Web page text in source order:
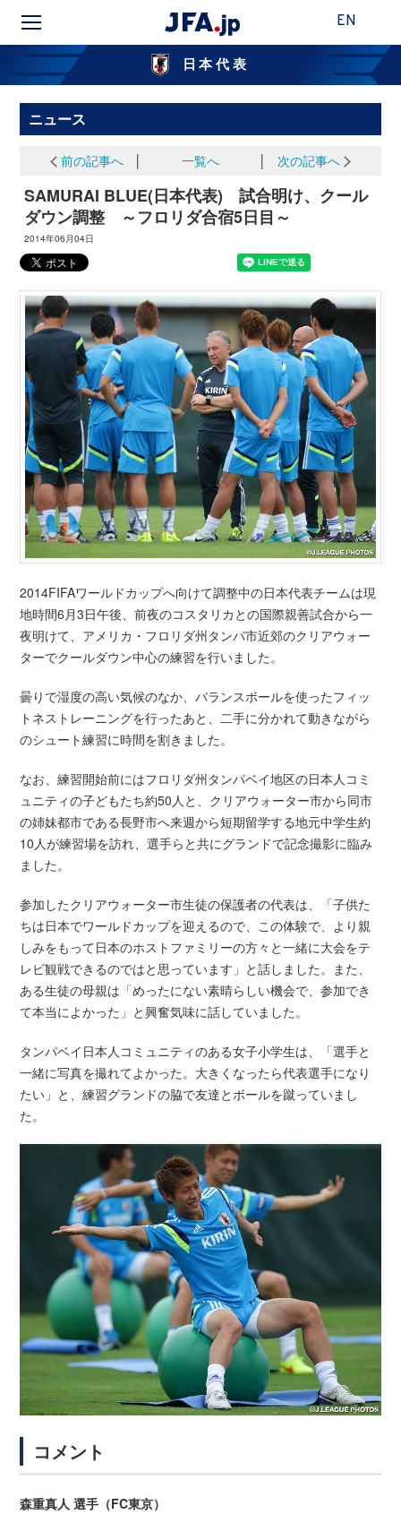
EN
日本代表
ニュース
前の記事へ 一覧へ 次の記事へ
SAMURAI BLUE(日本代表) 試合明け、クール
ダウン調整 ～フロリダ合宿5日目～
2014年06月04日
2014FIFAワールドカップへ向けて調整中の日本代表チームは現
地時間6月3日午後、前夜のコスタリカとの国際親善試合から一
夜明けて、アメリカ・フロリダ州タンパ市近郊のクリアウォー
ターでクールダウン中心の練習を行いました。
曇りで湿度の高い気候のなか、バランスボールを使ったフィッ
トネストレーニングを行ったあと、二手に分かれて動きながら
のシュート練習に時間を割きました。
なお、練習開始前にはフロリダ州タンパベイ地区の日本人コミ
ュニティの子どもたち約50人と、クリアウォーター市から同市
の姉妹都市である長野市へ来週から短期留学する地元中学生約
10人が練習場を訪れ、選手らと共にグランドで記念撮影に臨み
ました。
参加したクリアウォーター市生徒の保護者の代表は、「子供た
ちは日本でワールドカップを迎えるので、この体験で、より親
しみをもって日本のホストファミリーの方々と一緒に大会をテ
レビ観戦できるのではと思っています」と話しました。また、
ある生徒の母親は「めったにない素晴らしい機会で、参加でき
て本当によかった」と興奮気味に話していました。
タンパベイ日本人コミュニティのある女子小学生は、「選手と
一緒に写真を撮れてよかった。大きくなったら代表選手になり
たい」と、練習グランドの脇で友達とボールを蹴っていまし
た。
コメント
森重真人 選手（FC東京）